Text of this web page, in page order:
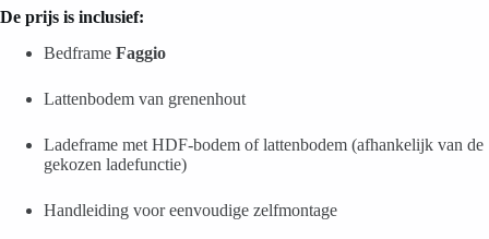
De prijs is inclusief:
Bedframe Faggio
Lattenbodem van grenenhout
Ladeframe met HDF-bodem of lattenbodem (afhankelijk van de
gekozen ladefunctie)
Handleiding voor eenvoudige zelfmontage